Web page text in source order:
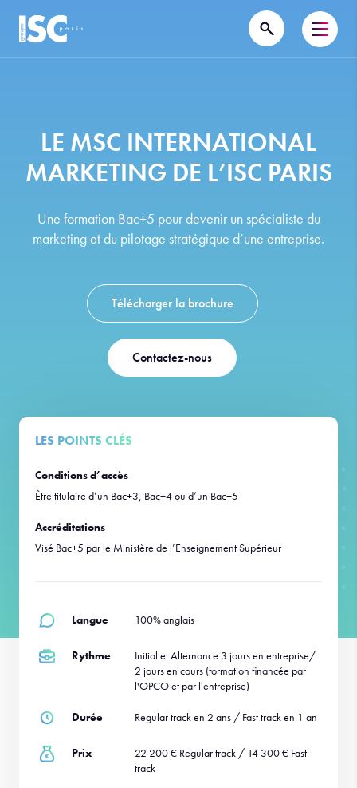
LE MSC INTERNATIONAL
MARKETING DE L’ISC PARIS
Une formation Bac+5 pour devenir un spécialiste du
marketing et du pilotage stratégique d’une entreprise.
Télécharger la brochure
Contactez-nous
LES POINTS CLÉS
Conditions d’accès
Être titulaire d’un Bac+3, Bac+4 ou d’un Bac+5
Accréditations
Visé Bac+5 par le Ministère de l’Enseignement Supérieur
Langue 100% anglais
Rythme
Initial et Alternance 3 jours en entreprise/
2 jours en cours (formation financée par
l'OPCO et par l'entreprise)
Durée Regular track en 2 ans / Fast track en 1 an
Prix
22 200 € Regular track / 14 300 € Fast
track